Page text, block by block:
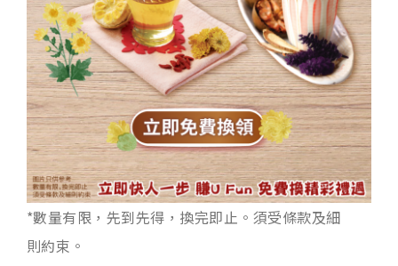
*數量有限，先到先得，換完即止。須受條款及細
則約束。